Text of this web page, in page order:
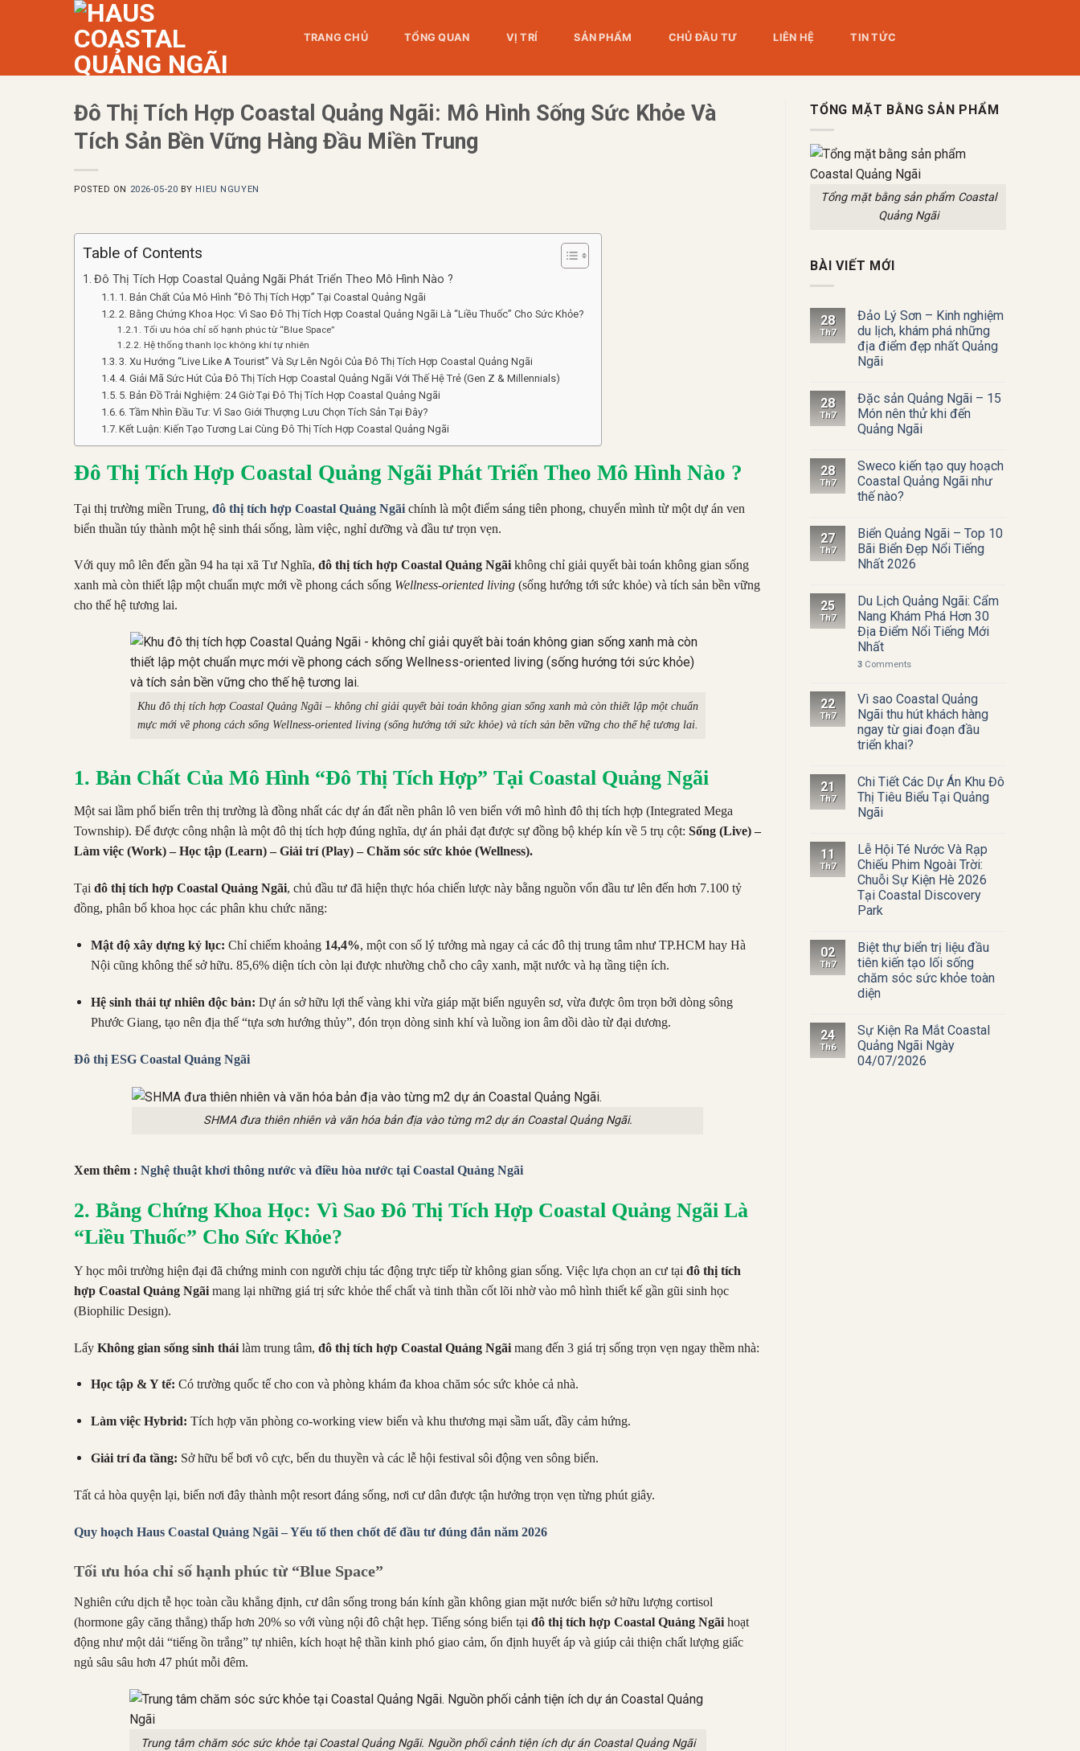
TRANG CHỦ TỔNG QUAN VỊ TRÍ SẢN PHẨM CHỦ ĐẦU TƯ LIÊN HỆ TIN TỨC
Đô Thị Tích Hợp Coastal Quảng Ngãi: Mô Hình Sống Sức Khỏe Và
Tích Sản Bền Vững Hàng Đầu Miền Trung
POSTED ON 2026-05-20 BY HIEU NGUYEN
Table of Contents
Đô Thị Tích Hợp Coastal Quảng Ngãi Phát Triển Theo Mô Hình Nào ?
1. Bản Chất Của Mô Hình “Đô Thị Tích Hợp” Tại Coastal Quảng Ngãi
2. Bằng Chứng Khoa Học: Vì Sao Đô Thị Tích Hợp Coastal Quảng Ngãi Là “Liều Thuốc” Cho Sức Khỏe?
Tối ưu hóa chỉ số hạnh phúc từ “Blue Space”
Hệ thống thanh lọc không khí tự nhiên
3. Xu Hướng “Live Like A Tourist” Và Sự Lên Ngôi Của Đô Thị Tích Hợp Coastal Quảng Ngãi
4. Giải Mã Sức Hút Của Đô Thị Tích Hợp Coastal Quảng Ngãi Với Thế Hệ Trẻ (Gen Z & Millennials)
5. Bản Đồ Trải Nghiệm: 24 Giờ Tại Đô Thị Tích Hợp Coastal Quảng Ngãi
6. Tầm Nhìn Đầu Tư: Vì Sao Giới Thượng Lưu Chọn Tích Sản Tại Đây?
Kết Luận: Kiến Tạo Tương Lai Cùng Đô Thị Tích Hợp Coastal Quảng Ngãi
Đô Thị Tích Hợp Coastal Quảng Ngãi Phát Triển Theo Mô Hình Nào ?
Tại thị trường miền Trung, đô thị tích hợp Coastal Quảng Ngãi chính là một điểm sáng tiên phong, chuyển mình từ một dự án ven
biển thuần túy thành một hệ sinh thái sống, làm việc, nghỉ dưỡng và đầu tư trọn vẹn.
Với quy mô lên đến gần 94 ha tại xã Tư Nghĩa, đô thị tích hợp Coastal Quảng Ngãi không chỉ giải quyết bài toán không gian sống
xanh mà còn thiết lập một chuẩn mực mới về phong cách sống Wellness-oriented living (sống hướng tới sức khỏe) và tích sản bền vững
cho thế hệ tương lai.
Khu đô thị tích hợp Coastal Quảng Ngãi – không chỉ giải quyết bài toán không gian sống xanh mà còn thiết lập một chuẩn
mực mới về phong cách sống Wellness-oriented living (sống hướng tới sức khỏe) và tích sản bền vững cho thế hệ tương lai.
1. Bản Chất Của Mô Hình “Đô Thị Tích Hợp” Tại Coastal Quảng Ngãi
Một sai lầm phổ biến trên thị trường là đồng nhất các dự án đất nền phân lô ven biển với mô hình đô thị tích hợp (Integrated Mega
Township). Để được công nhận là một đô thị tích hợp đúng nghĩa, dự án phải đạt được sự đồng bộ khép kín về 5 trụ cột: Sống (Live) –
Làm việc (Work) – Học tập (Learn) – Giải trí (Play) – Chăm sóc sức khỏe (Wellness).
Tại đô thị tích hợp Coastal Quảng Ngãi, chủ đầu tư đã hiện thực hóa chiến lược này bằng nguồn vốn đầu tư lên đến hơn 7.100 tỷ
đồng, phân bổ khoa học các phân khu chức năng:
Mật độ xây dựng kỷ lục: Chỉ chiếm khoảng 14,4%, một con số lý tưởng mà ngay cả các đô thị trung tâm như TP.HCM hay Hà
Nội cũng không thể sở hữu. 85,6% diện tích còn lại được nhường chỗ cho cây xanh, mặt nước và hạ tầng tiện ích.
Hệ sinh thái tự nhiên độc bản: Dự án sở hữu lợi thế vàng khi vừa giáp mặt biển nguyên sơ, vừa được ôm trọn bởi dòng sông
Phước Giang, tạo nên địa thế “tựa sơn hướng thủy”, đón trọn dòng sinh khí và luồng ion âm dồi dào từ đại dương.
Đô thị ESG Coastal Quảng Ngãi
SHMA đưa thiên nhiên và văn hóa bản địa vào từng m2 dự án Coastal Quảng Ngãi.
Xem thêm : Nghệ thuật khơi thông nước và điều hòa nước tại Coastal Quảng Ngãi
2. Bằng Chứng Khoa Học: Vì Sao Đô Thị Tích Hợp Coastal Quảng Ngãi Là
“Liều Thuốc” Cho Sức Khỏe?
Y học môi trường hiện đại đã chứng minh con người chịu tác động trực tiếp từ không gian sống. Việc lựa chọn an cư tại đô thị tích
hợp Coastal Quảng Ngãi mang lại những giá trị sức khỏe thể chất và tinh thần cốt lõi nhờ vào mô hình thiết kế gần gũi sinh học
(Biophilic Design).
Lấy Không gian sống sinh thái làm trung tâm, đô thị tích hợp Coastal Quảng Ngãi mang đến 3 giá trị sống trọn vẹn ngay thềm nhà:
Học tập & Y tế: Có trường quốc tế cho con và phòng khám đa khoa chăm sóc sức khỏe cả nhà.
Làm việc Hybrid: Tích hợp văn phòng co-working view biển và khu thương mại sầm uất, đầy cảm hứng.
Giải trí đa tầng: Sở hữu bể bơi vô cực, bến du thuyền và các lễ hội festival sôi động ven sông biển.
Tất cả hòa quyện lại, biến nơi đây thành một resort đáng sống, nơi cư dân được tận hưởng trọn vẹn từng phút giây.
Quy hoạch Haus Coastal Quảng Ngãi – Yếu tố then chốt để đầu tư đúng đắn năm 2026
Tối ưu hóa chỉ số hạnh phúc từ “Blue Space”
Nghiên cứu dịch tễ học toàn cầu khẳng định, cư dân sống trong bán kính gần không gian mặt nước biển sở hữu lượng cortisol
(hormone gây căng thẳng) thấp hơn 20% so với vùng nội đô chật hẹp. Tiếng sóng biển tại đô thị tích hợp Coastal Quảng Ngãihoạt
động như một dải “tiếng ồn trắng” tự nhiên, kích hoạt hệ thần kinh phó giao cảm, ổn định huyết áp và giúp cải thiện chất lượng giấc
ngủ sâu sâu hơn 47 phút mỗi đêm.
Trung tâm chăm sóc sức khỏe tại Coastal Quảng Ngãi. Nguồn phối cảnh tiện ích dự án Coastal Quảng Ngãi
TỔNG MẶT BẰNG SẢN PHẨM
Tổng mặt bằng sản phẩm Coastal
Quảng Ngãi
BÀI VIẾT MỚI
28
Th7
Đảo Lý Sơn – Kinh nghiệm
du lịch, khám phá những
địa điểm đẹp nhất Quảng
Ngãi
28
Th7
Đặc sản Quảng Ngãi – 15
Món nên thử khi đến
Quảng Ngãi
28
Th7
Sweco kiến tạo quy hoạch
Coastal Quảng Ngãi như
thế nào?
27
Th7
Biển Quảng Ngãi – Top 10
Bãi Biển Đẹp Nổi Tiếng
Nhất 2026
25
Th7
Du Lịch Quảng Ngãi: Cẩm
Nang Khám Phá Hơn 30
Địa Điểm Nổi Tiếng Mới
Nhất
3 Comments
22
Th7
Vì sao Coastal Quảng
Ngãi thu hút khách hàng
ngay từ giai đoạn đầu
triển khai?
21
Th7
Chi Tiết Các Dự Án Khu Đô
Thị Tiêu Biểu Tại Quảng
Ngãi
11
Th7
Lễ Hội Té Nước Và Rạp
Chiếu Phim Ngoài Trời:
Chuỗi Sự Kiện Hè 2026
Tại Coastal Discovery
Park
02
Th7
Biệt thự biển trị liệu đầu
tiên kiến tạo lối sống
chăm sóc sức khỏe toàn
diện
24
Th6
Sự Kiện Ra Mắt Coastal
Quảng Ngãi Ngày
04/07/2026